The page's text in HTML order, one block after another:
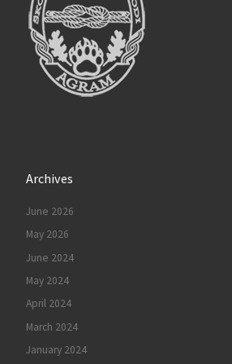
Archives
June 2026
May 2026
June 2024
May 2024
April 2024
March 2024
January 2024